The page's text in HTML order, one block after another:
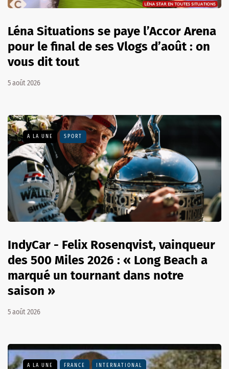
Léna Situations se paye l’Accor Arena
pour le final de ses Vlogs d’août : on
vous dit tout
5 août 2026
A LA UNE SPORT
IndyCar - Felix Rosenqvist, vainqueur
des 500 Miles 2026 : « Long Beach a
marqué un tournant dans notre
saison »
5 août 2026
A LA UNE FRANCE INTERNATIONAL